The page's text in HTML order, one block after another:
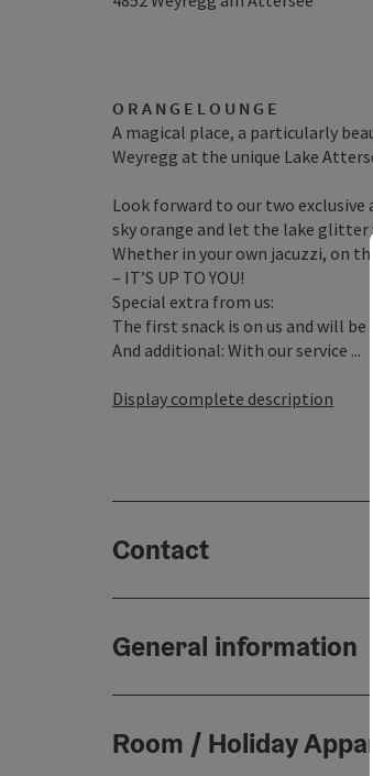
O R A N G E L O U N G E
A magical place, a particularly
Weyregg at the unique Lake
Look forward to our two
sky orange and let the lake
Whether in your own jacuzzi, on
– IT’S UP TO YOU!
Special extra from us:
The first snack is on us and will be
And additional: With our service ...
Display complete description
Contact
General information
Room / Holiday